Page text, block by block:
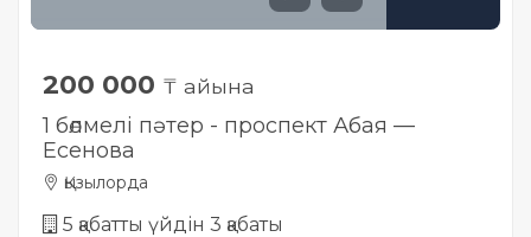
200 000 ₸ айына
1 бөлмелі пәтер - проспект Абая —
Есенова
Қызылорда
5 қабатты үйдін 3 қабаты